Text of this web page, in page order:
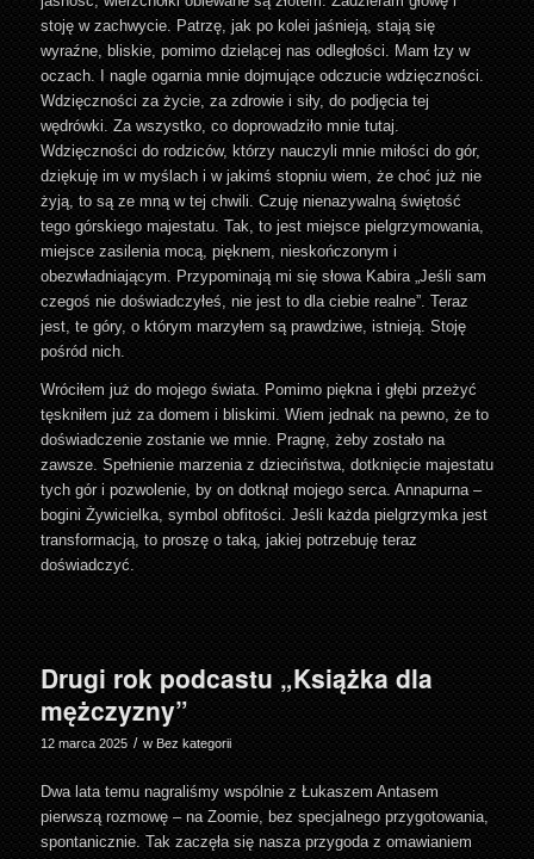
stoję w zachwycie. Patrzę, jak po kolei jaśnieją, stają się
wyraźne, bliskie, pomimo dzielącej nas odległości. Mam łzy w
oczach. I nagle ogarnia mnie dojmujące odczucie wdzięczności.
Wdzięczności za życie, za zdrowie i siły, do podjęcia tej
wędrówki. Za wszystko, co doprowadziło mnie tutaj.
Wdzięczności do rodziców, którzy nauczyli mnie miłości do gór,
dziękuję im w myślach i w jakimś stopniu wiem, że choć już nie
żyją, to są ze mną w tej chwili. Czuję nienazywalną świętość
tego górskiego majestatu. Tak, to jest miejsce pielgrzymowania,
miejsce zasilenia mocą, pięknem, nieskończonym i
obezwładniającym. Przypominają mi się słowa Kabira „Jeśli sam
czegoś nie doświadczyłeś, nie jest to dla ciebie realne”. Teraz
jest, te góry, o którym marzyłem są prawdziwe, istnieją. Stoję
pośród nich.
Wróciłem już do mojego świata. Pomimo piękna i głębi przeżyć
tęskniłem już za domem i bliskimi. Wiem jednak na pewno, że to
doświadczenie zostanie we mnie. Pragnę, żeby zostało na
zawsze. Spełnienie marzenia z dzieciństwa, dotknięcie majestatu
tych gór i pozwolenie, by on dotknął mojego serca. Annapurna –
bogini Żywicielka, symbol obfitości. Jeśli każda pielgrzymka jest
transformacją, to proszę o taką, jakiej potrzebuję teraz
doświadczyć.
Drugi rok podcastu „Książka dla
mężczyzny”
12 marca 2025 / w Bez kategorii
Dwa lata temu nagraliśmy wspólnie z Łukaszem Antasem
pierwszą rozmowę – na Zoomie, bez specjalnego przygotowania,
spontanicznie. Tak zaczęła się nasza przygoda z omawianiem